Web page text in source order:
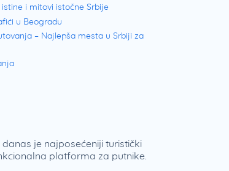
i mitovi istočne Srbije
u Beogradu
– Najlepša mesta u Srbiji za
je najposećeniji turistički
platforma za putnike.